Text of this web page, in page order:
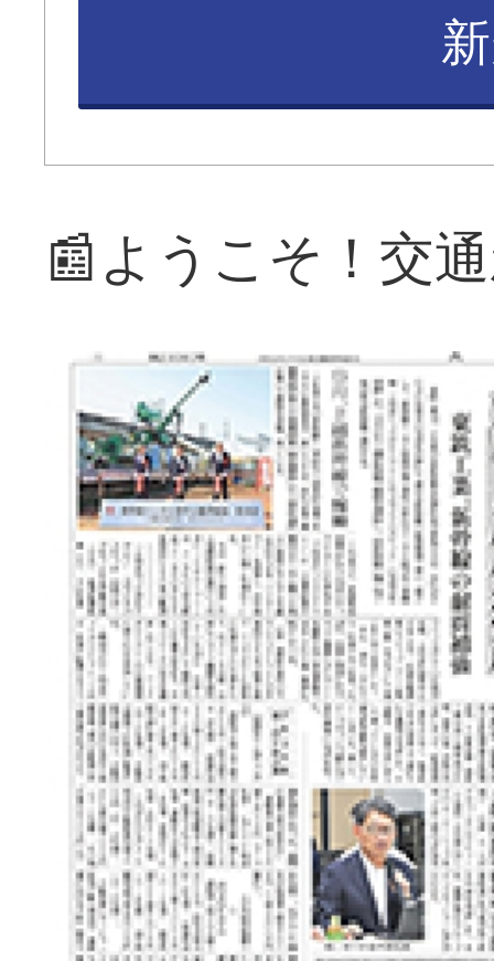
📰ようこそ！交